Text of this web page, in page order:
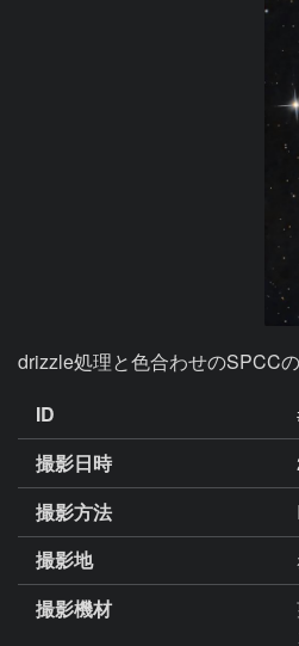
drizzle処理と色合わせのSPCC
ID
撮影日時
撮影方法
撮影地
撮影機材